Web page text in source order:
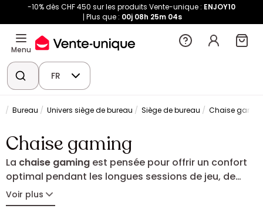
-10% dès CHF 450 sur les produits Vente-unique : ENJOY10
Plus que : 00j 08h 25m 03s
Menu
FR
Bureau Univers siège de bureau Siège de bureau Chaise
Chaise gaming
La chaise gaming est pensée pour offrir un confort
optimal pendant les longues sessions de jeu, de
travail ou de streaming. Grâce à son ergonomie, elle
soutient efficacement le dos et favorise une posture
Voir plus